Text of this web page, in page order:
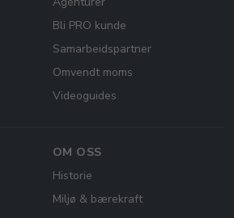
Bli PRO kunde
Samarbeidspartner
Omvendt moms
Videoguides
OM OSS
Historie
Miljø & bærekraft